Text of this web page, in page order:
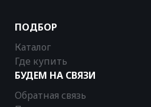
ПОДБОР
Каталог
Где купить
БУДЕМ НА СВЯЗИ
Обратная связь